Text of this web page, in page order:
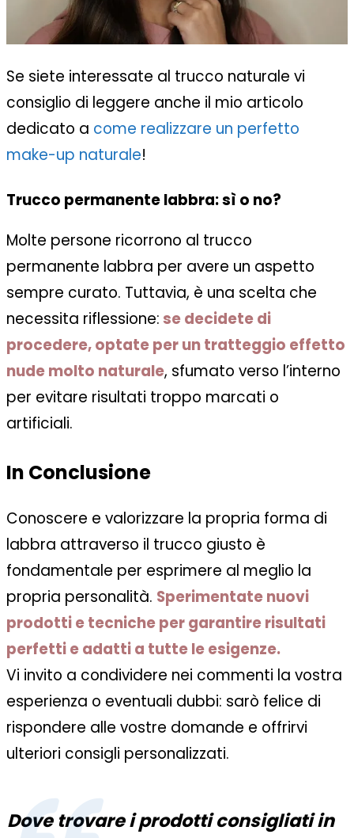
Se siete interessate al trucco naturale vi
consiglio di leggere anche il mio articolo
dedicato a come realizzare un perfetto
make-up naturale!
Trucco permanente labbra: sì o no?
Molte persone ricorrono al trucco
permanente labbra per avere un aspetto
sempre curato. Tuttavia, è una scelta che
necessita riflessione:se decidete di
procedere, optate per un tratteggio effetto
nude molto naturale, sfumato verso l’interno
per evitare risultati troppo marcati o
artificiali.
In Conclusione
Conoscere e valorizzare la propria forma di
labbra attraverso il trucco giusto è
fondamentale per esprimere al meglio la
propria personalità. Sperimentate nuovi
prodotti e tecniche per garantire risultati
perfetti e adatti a tutte le esigenze.
Vi invito a condividere nei commenti la vostra
esperienza o eventuali dubbi: sarò felice di
rispondere alle vostre domande e offrirvi
ulteriori consigli personalizzati.
Dove trovare i prodotti consigliati in